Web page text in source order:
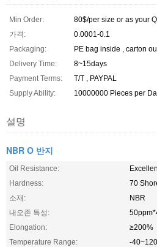
Min Order:
80$/per size or as your
가격:
0.0001-0.1
Packaging:
PE bag inside , carton
Delivery Time:
8~15days
Payment Terms:
T/T , PAYPAL
Supply Ability:
10000000 Pieces per
설명
NBR O 반지
Oil Resistance:
Hardness:
70
소재:
NBR
내오존 특성:
Elongation:
≥200%
Temperature Range:
-